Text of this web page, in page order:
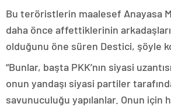
Bu teröristlerin maalesef Anayasa
daha önce affettiklerinin
olduğunu öne süren Destici, şöyle
“Bunlar, başta PKK’nın siyasi
onun yandaşı siyasi partiler
savunuculuğu yapılanlar. Onun için